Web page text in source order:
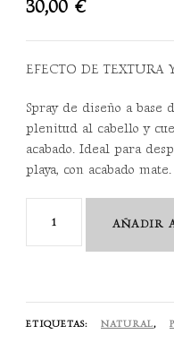
30,00 €
EFECTO DE TEXTURA
Spray de diseño a base
plenitud al cabello y
acabado. Ideal para
playa, con acabado mate.
AÑADIR
ETIQUETAS: NATURAL,